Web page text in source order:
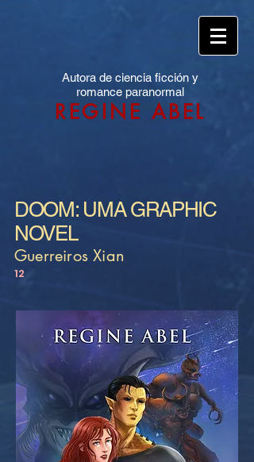
Autora de ciencia ficción y
romance paranormal
REGINE ABEL
DOOM: UMA GRAPHIC
NOVEL
Guerreiros Xian
12